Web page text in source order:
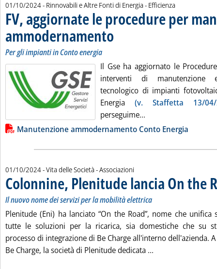
01/10/2024- Rinnovabili e Altre Fonti di Energia - Efficienza
FV, aggiornate le procedure per
ammodernamento . Sottotitolo: Per gli impianti in Conto energia
. Pubblicata martedì 01 ottobre 2024 alle
Per gli impianti in Conto energia
Il Gse ha aggiornato le
interventi di manutenzione
tecnologico di impianti
Energia (v. Staffetta 13/04/
perseguime...
Lista allegati PDF alla notizia
Manutenzione ammodernamento Conto Energia
01/10/2024- Vita delle Società - Associazioni
Colonnine, Plenitude lancia On the
Il nuovo nome dei servizi per la mobilità elettrica
Plenitude (Eni) ha lanciato “On the Road”, nome che
tutte le soluzioni per la ricarica, sia domestiche che su
processo di integrazione di Be Charge all'interno dell'azienda.
Be Charge, la società di Plenitude dedicata ...